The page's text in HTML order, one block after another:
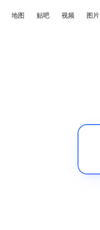
地图 贴吧 视频 图片